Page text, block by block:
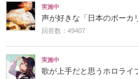
実施中
声が好きな「日本のボーカ
回答数：49407
実施中
歌が上手だと思うホロライ